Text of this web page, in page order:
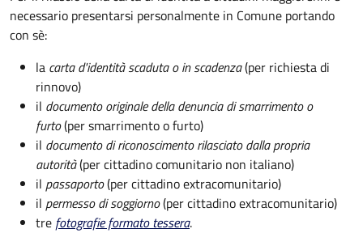
necessario presentarsi personalmente in Comune portando
con sè:
la carta d'identità scaduta o in scadenza(per richiesta di
rinnovo)
il documento originale della denuncia di smarrimento o
furto(per smarrimento o furto)
il documento di riconoscimento rilasciato dalla propria
autorità(per cittadino comunitario non italiano)
il passaporto(per cittadino extracomunitario)
il permesso di soggiorno(per cittadino extracomunitario)
tre fotografie formato tessera.